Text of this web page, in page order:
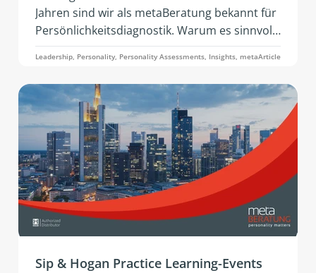
Jahren sind wir als metaBeratung bekannt für
Persönlichkeitsdiagnostik. Warum es sinnvoll
sein kann diesen Datenpunkten in
Fragestellungen zur Entwicklung noch weitere
hinzuzufügen, darum soll es in diesem Artikel
zu 360° Analyse durch das Hogan 360
Assessment by PBC gehen.
Leadership, Personality, Personality Assessments, Insights, metaArticle
Sip & Hogan Practice Learning-Events